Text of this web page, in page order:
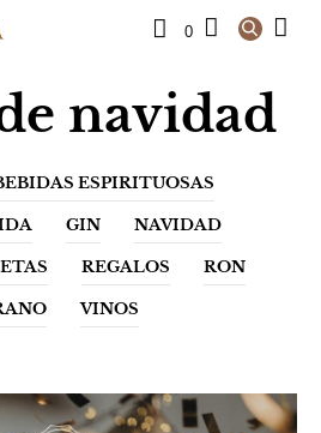
0
navidad
ESPIRITUOSAS
GIN NAVIDAD
REGALOS RON
VINOS